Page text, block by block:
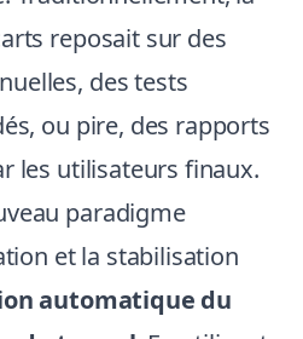
reposait sur des
des tests
ou pire, des rapports
les utilisateurs finaux.
paradigme
et la stabilisation
automatique du